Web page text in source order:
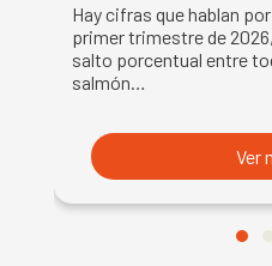
Hay cifras que hablan
primer trimestre de
salto porcentual entre
salmón…
Ver